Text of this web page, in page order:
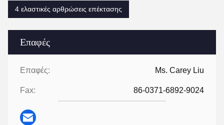
Επαφές
Επαφές: Ms. Carey Liu
Fax: 86-0371-6892-9024
4 ελαστικές αρθρώσεις επέκτασης